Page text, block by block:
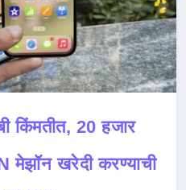
किंमतीत, 20 हजार
मेझॉन खरेदी करण्याची